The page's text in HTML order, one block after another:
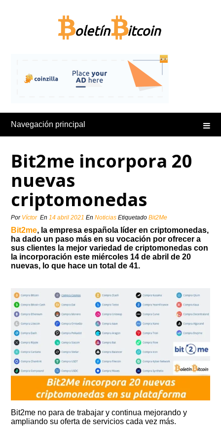
Navegación principal
Bit2me incorpora 20
nuevas
criptomonedas
Por Víctor En14 abril 2021 EnNoticias EtiquetadoBit2Me
Bit2me, la empresa española líder en criptomonedas,
ha dado un paso más en su vocación por ofrecer a
sus clientes la mejor variedad de criptomonedas con
la incorporación este miércoles 14 de abril de 20
nuevas, lo que hace un total de 41.
Bit2me no para de trabajar y continua mejorando y
ampliando su oferta de servicios cada vez más.